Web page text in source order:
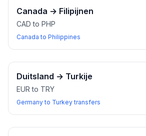
Canada → Filipijnen
CAD to PHP
Canada to Philippines
Duitsland → Turkije
EUR to TRY
Germany to Turkey transfers